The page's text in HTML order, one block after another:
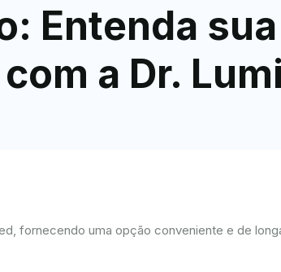
Entenda sua
a Dr.
fornecendo uma opção conveniente e de